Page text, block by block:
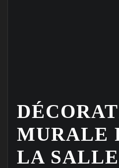
MURALE
LA